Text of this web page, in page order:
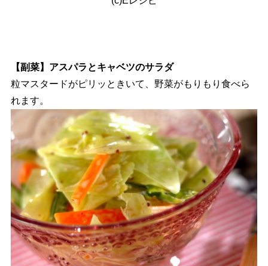
【副菜】アスパラとキャベツのサラダ
粒マスタードがピリッときいて、野菜がもりもり食べら
れます。